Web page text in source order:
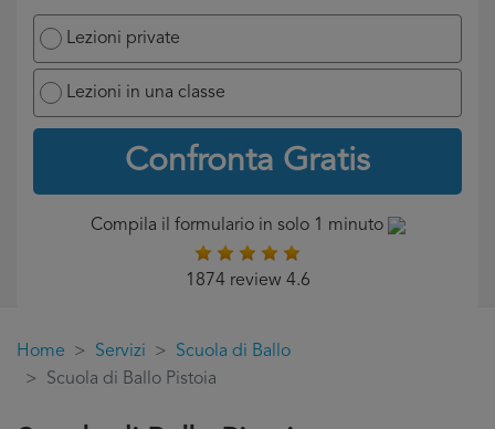
Lezioni private
Lezioni in una classe
Confronta Gratis
Compila il formulario in solo 1 minuto
1874 review 4.6
Home Servizi
Scuola di Ballo
Scuola di Ballo Pistoia